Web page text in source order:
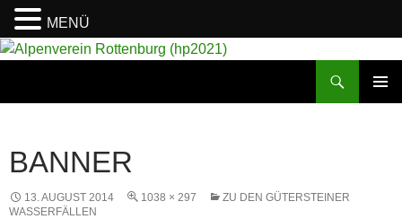
BANNER
13. AUGUST 2014 1038 × 297
ZU DEN GÜTERSTEINER
WASSERFÄLLEN
MENÜ